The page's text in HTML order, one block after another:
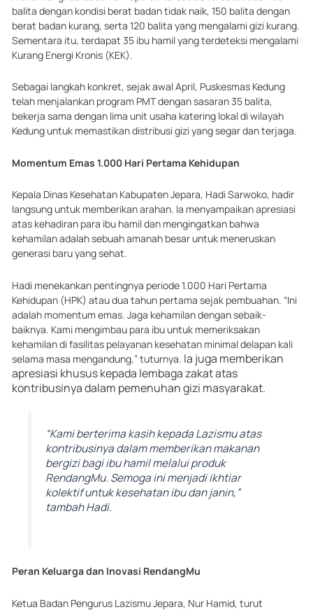
balita dengan kondisi berat badan tidak naik, 150 balita dengan
berat badan kurang, serta 120 balita yang mengalami gizi kurang.
Sementara itu, terdapat 35 ibu hamil yang terdeteksi mengalami
Kurang Energi Kronis (KEK).
Sebagai langkah konkret, sejak awal April, Puskesmas Kedung
telah menjalankan program PMT dengan sasaran 35 balita,
bekerja sama dengan lima unit usaha katering lokal di wilayah
Kedung untuk memastikan distribusi gizi yang segar dan terjaga.
Momentum Emas 1.000 Hari Pertama Kehidupan
Kepala Dinas Kesehatan Kabupaten Jepara, Hadi Sarwoko, hadir
langsung untuk memberikan arahan. Ia menyampaikan apresiasi
atas kehadiran para ibu hamil dan mengingatkan bahwa
kehamilan adalah sebuah amanah besar untuk meneruskan
generasi baru yang sehat.
Hadi menekankan pentingnya periode 1.000 Hari Pertama
Kehidupan (HPK) atau dua tahun pertama sejak pembuahan. “Ini
adalah momentum emas. Jaga kehamilan dengan sebaik-
baiknya. Kami mengimbau para ibu untuk memeriksakan
kehamilan di fasilitas pelayanan kesehatan minimal delapan kali
selama masa mengandung,” tuturnya. Ia juga memberikan
apresiasi khusus kepada lembaga zakat atas
kontribusinya dalam pemenuhan gizi masyarakat.
“Kami berterima kasih kepada Lazismu atas
kontribusinya dalam memberikan makanan
bergizi bagi ibu hamil melalui produk
RendangMu. Semoga ini menjadi ikhtiar
kolektif untuk kesehatan ibu dan janin,”
tambah Hadi.
Peran Keluarga dan Inovasi RendangMu
Ketua Badan Pengurus Lazismu Jepara, Nur Hamid, turut